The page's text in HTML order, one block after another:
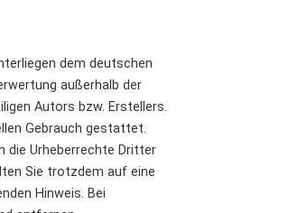
dem deutschen
außerhalb der
Autors bzw. Erstellers.
Gebrauch gestattet.
die Urheberrechte Dritter
Sie trotzdem auf eine
Hinweis. Bei